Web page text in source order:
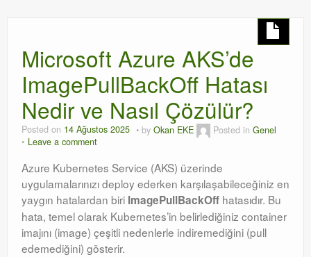
Microsoft Azure AKS’de
ImagePullBackOff Hatası
Nedir ve Nasıl Çözülür?
Posted on 14 Ağustos 2025 by Okan EKE Posted in Genel
Leave a comment
Azure Kubernetes Service (AKS) üzerinde
uygulamalarınızı deploy ederken karşılaşabileceğiniz en
yaygın hatalardan biri ImagePullBackOff hatasıdır. Bu
hata, temel olarak Kubernetes’in belirlediğiniz container
imajını (image) çeşitli nedenlerle indiremediğini (pull
edemediğini) gösterir.